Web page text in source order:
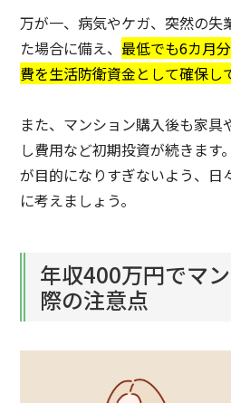
万が一、病気やケガ、突然の失
た場合に備え、最低でも6カ月
費を生活防衛資金として確保し
また、マンション購入後も家
し費用など初期投資が続きます
が目的になりすぎないよう、日
に考えましょう。
年収400万円でマ
際の注意点